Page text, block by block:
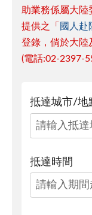
助業務係屬大
提供之「 國人赴
登錄，倘於大陸
(電話:02-2397-
抵達城市/地
抵達時間